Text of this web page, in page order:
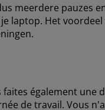
meerdere pauzes
laptop. Het
également une
de travail. Vous